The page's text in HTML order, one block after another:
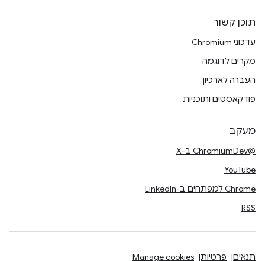
תוכן קשור
עדכוני Chromium
מקרים לדוגמה
העברה לארכיון
פודקאסטים ותוכניות
מעקב
@ChromiumDev ב-X
YouTube
Chrome למפתחים ב-LinkedIn
RSS
תנאים פרטיות Manage cookies